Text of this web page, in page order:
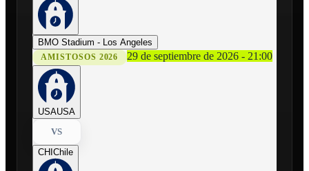
BMO Stadium - Los Angeles
AMISTOSOS 2026 29 de septiembre de 2026 - 21:00
USAUSA
VS
CHIChile